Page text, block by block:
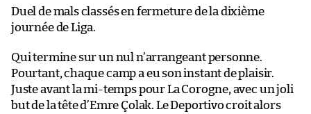
Duel de mals classés en fermeture de la dixième
journée de Liga.
Qui termine sur un nul n’arrangeant personne.
Pourtant, chaque camp a eu son instant de plaisir.
Juste avant la mi-temps pour La Corogne, avec un joli
but de la tête d’Emre Çolak. Le Deportivo croit alors